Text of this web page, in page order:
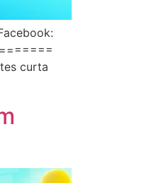
curta